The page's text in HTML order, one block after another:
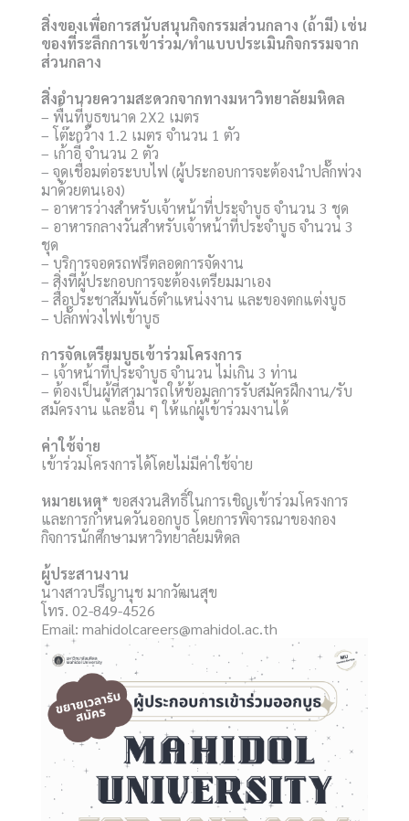
สิ่งของเพื่อการสนับสนุนกิจกรรมส่วนกลาง (ถ้ามี) เช่น
ของที่ระลึกการเข้าร่วม/ทำแบบประเมินกิจกรรมจาก
ส่วนกลาง
สิ่งอำนวยความสะดวกจากทางมหาวิทยาลัยมหิดล
– พื้นที่บูธขนาด 2X2 เมตร
– โต๊ะกว้าง 1.2 เมตร จำนวน 1 ตัว
– เก้าอี้ จำนวน 2 ตัว
– จุดเชื่อมต่อระบบไฟ (ผู้ประกอบการจะต้องนำปลั๊กพ่วง
มาด้วยตนเอง)
– อาหารว่างสำหรับเจ้าหน้าที่ประจำบูธ จำนวน 3 ชุด
– อาหารกลางวันสำหรับเจ้าหน้าที่ประจำบูธ จำนวน 3
ชุด
– บริการจอดรถฟรีตลอดการจัดงาน
– สิ่งที่ผู้ประกอบการจะต้องเตรียมมาเอง
– สื่อประชาสัมพันธ์ตำแหน่งงาน และของตกแต่งบูธ
– ปลั๊กพ่วงไฟเข้าบูธ
การจัดเตรียมบูธเข้าร่วมโครงการ
– เจ้าหน้าที่ประจำบูธ จำนวน ไม่เกิน 3 ท่าน
– ต้องเป็นผู้ที่สามารถให้ข้อมูลการรับสมัครฝึกงาน/รับ
สมัครงาน และอื่น ๆ ให้แก่ผู้เข้าร่วมงานได้
ค่าใช้จ่าย
เข้าร่วมโครงการได้โดยไม่มีค่าใช้จ่าย
หมายเหตุ* ขอสงวนสิทธิ์ในการเชิญเข้าร่วมโครงการ
และการกำหนดวันออกบูธ โดยการพิจารณาของกอง
กิจการนักศึกษามหาวิทยาลัยมหิดล
ผู้ประสานงาน
นางสาวปรีญานุช มากวัฒนสุข
โทร. 02-849-4526
Email: mahidolcareers@mahidol.ac.th